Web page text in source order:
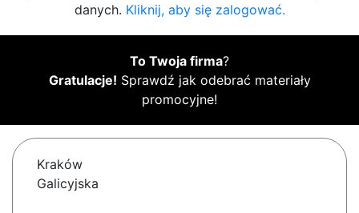
danych. Kliknij, aby się zalogować.
To Twoja firma?
Gratulacje! Sprawdź jak odebrać materiały
promocyjne!
Kraków
Galicyjska